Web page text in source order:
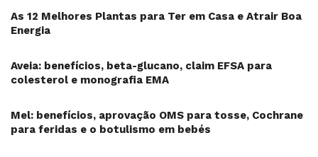
As 12 Melhores Plantas para Ter em Casa e Atrair Boa
Energia
Aveia: benefícios, beta-glucano, claim EFSA para
colesterol e monografia EMA
Mel: benefícios, aprovação OMS para tosse, Cochrane
para feridas e o botulismo em bebés